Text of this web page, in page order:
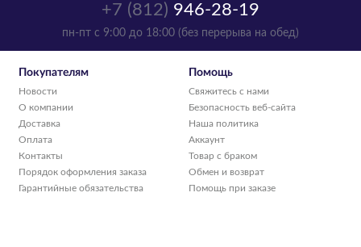
+7 (812) 946-28-19
пн-пт с 9:00 до 18:00 (без перерыва на обед)
Покупателям
Новости
О компании
Доставка
Оплата
Контакты
Порядок оформления заказа
Гарантийные обязательства
Помощь
Свяжитесь с нами
Безопасность веб-сайта
Наша политика
Аккаунт
Товар с браком
Обмен и возврат
Помощь при заказе